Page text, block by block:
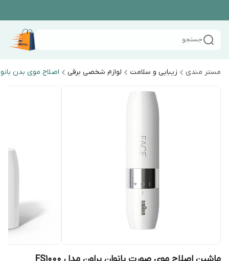
جستجو
مستر مندی زیبایی و سلامت لوازم شخصی برقی اصلاح موی بدن